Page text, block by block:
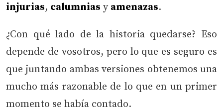
injurias, calumnias y amenazas.
¿Con qué lado de la historia quedarse? Eso
depende de vosotros, pero lo que es seguro es
que juntando ambas versiones obtenemos una
mucho más razonable de lo que en un primer
momento se había contado.